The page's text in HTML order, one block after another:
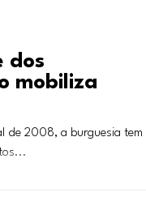
dos
mobiliza
de 2008, a burguesia tem